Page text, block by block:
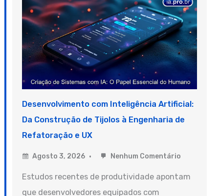
Desenvolvimento com Inteligência Artificial:
Da Construção de Tijolos à Engenharia de
Refatoração e UX
Agosto 3, 2026 Nenhum Comentário
Estudos recentes de produtividade apontam
que desenvolvedores equipados com